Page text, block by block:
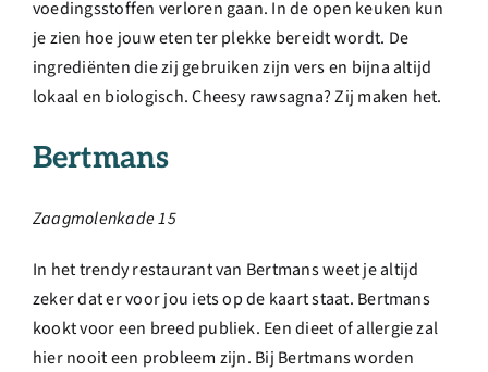
voedingsstoffen verloren gaan. In de open keuken kun
je zien hoe jouw eten ter plekke bereidt wordt. De
ingrediënten die zij gebruiken zijn vers en bijna altijd
lokaal en biologisch. Cheesy rawsagna? Zij maken het.
Bertmans
Zaagmolenkade 15
In het trendy restaurant van Bertmans weet je altijd
zeker dat er voor jou iets op de kaart staat. Bertmans
kookt voor een breed publiek. Een dieet of allergie zal
hier nooit een probleem zijn. Bij Bertmans worden